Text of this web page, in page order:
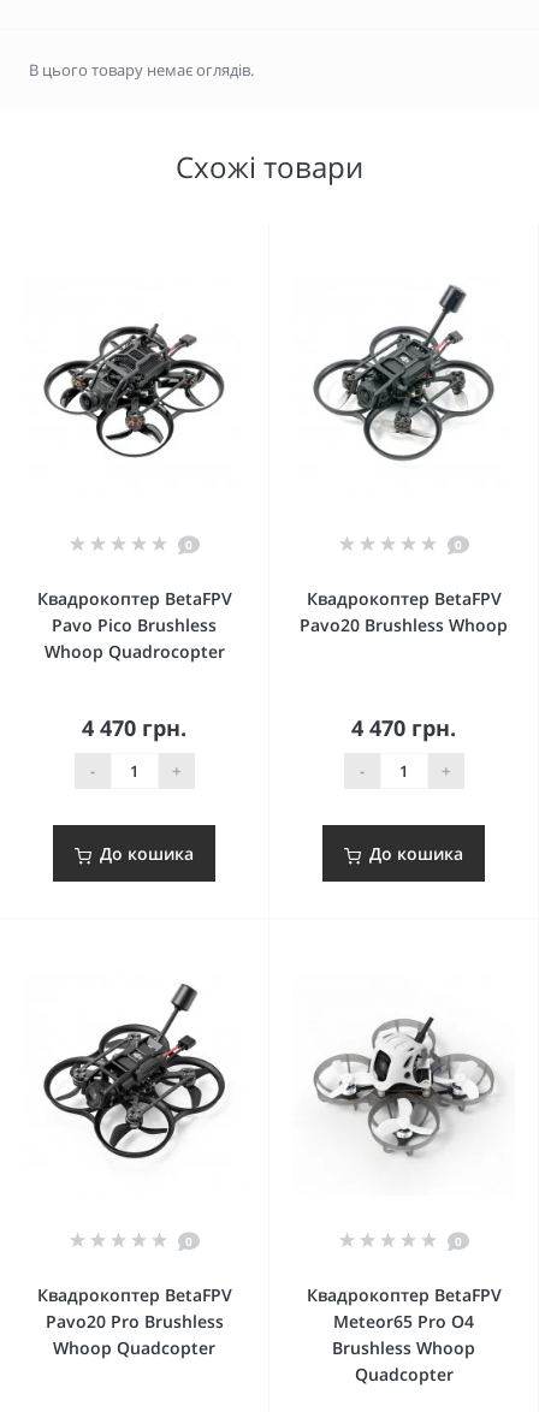
В цього товару немає оглядів.
Схожі товари
0
Квадрокоптер BetaFPV
Pavo Pico Brushless
Whoop Quadrocopter
4 470 грн.
- +
До кошика
0
Квадрокоптер BetaFPV
Pavo20 Brushless Whoop
4 470 грн.
- +
До кошика
0
Квадрокоптер BetaFPV
Pavo20 Pro Brushless
Whoop Quadcopter
0
Квадрокоптер BetaFPV
Meteor65 Pro O4
Brushless Whoop
Quadcopter